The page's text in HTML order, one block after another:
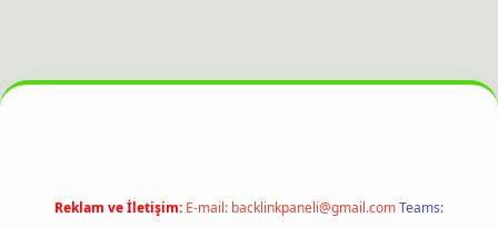
bahis sitesi
Reklam ve İletişim: E-mail: backlinkpaneli@gmail.comTeams: